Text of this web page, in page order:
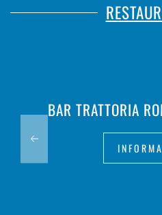
BAR TRATTORIA